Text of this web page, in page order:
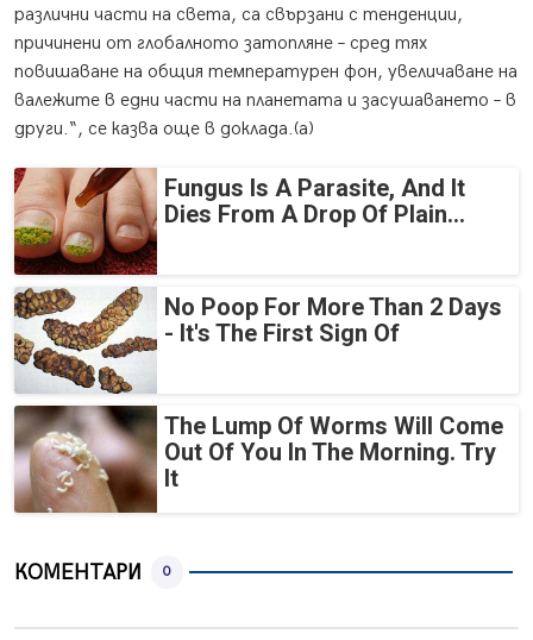
различни части на света, са свързани с тенденции,
причинени от глобалното затопляне – сред тях
повишаване на общия температурен фон, увеличаване на
валежите в едни части на планетата и засушаването – в
други.“, се казва още в доклада.(а)
Fungus Is A Parasite, And It
Dies From A Drop Of Plain...
No Poop For More Than 2 Days
- It's The First Sign Of
The Lump Of Worms Will Come
Out Of You In The Morning. Try
It
КОМЕНТАРИ 0